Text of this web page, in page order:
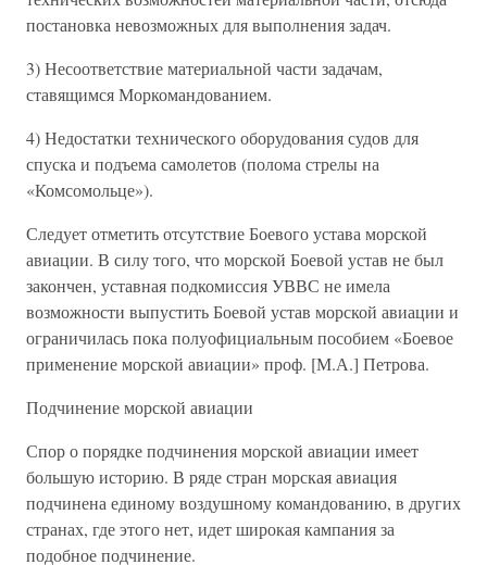
постановка невозможных для выполнения задач.
3) Несоответствие материальной части задачам,
ставящимся Моркомандованием.
4) Недостатки технического оборудования судов для
спуска и подъема самолетов (полома стрелы на
«Комсомольце»).
Следует отметить отсутствие Боевого устава морской
авиации. В силу того, что морской Боевой устав не был
закончен, уставная подкомиссия УВВС не имела
возможности выпустить Боевой устав морской авиации и
ограничилась пока полуофициальным пособием «Боевое
применение морской авиации» проф. [М.А.] Петрова.
Подчинение морской авиации
Спор о порядке подчинения морской авиации имеет
большую историю. В ряде стран морская авиация
подчинена единому воздушному командованию, в других
странах, где этого нет, идет широкая кампания за
подобное подчинение.